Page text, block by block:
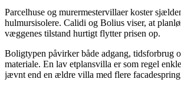
Parcelhuse og murermestervillaer koster
hulmursisolere. Calidi og Bolius viser, at
væggenes tilstand hurtigt flytter prisen op.
Boligtypen påvirker både adgang, tidsforbrug
materiale. En lav etplansvilla er som regel
jævnt end en ældre villa med flere